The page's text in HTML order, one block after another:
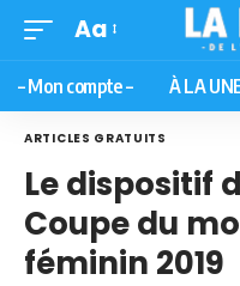
Aa
– Mon compte – À LA
ARTICLES GRATUITS
Le dispositif
Coupe du
féminin 2019